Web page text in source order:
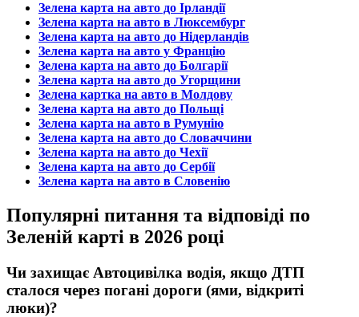
Зелена карта на авто до Ірландії
Зелена карта на авто в Люксембург
Зелена карта на авто до Нідерландів
Зелена карта на авто у Францію
Зелена карта на авто до Болгарії
Зелена карта на авто до Угорщини
Зелена картка на авто в Молдову
Зелена карта на авто до Польщі
Зелена карта на авто в Румунію
Зелена карта на авто до Словаччини
Зелена карта на авто до Чехії
Зелена карта на авто до Сербії
Зелена карта на авто в Словенію
Популярні питання та відповіді по
Зеленій карті в 2026 році
Чи захищає Автоцивілка водія, якщо ДТП
сталося через погані дороги (ями, відкриті
люки)?